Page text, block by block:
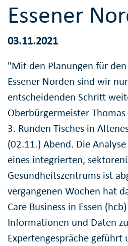
Essener
03.11.2021
"Mit den Planungen für
Essener Norden sind wir
entscheidenden Schritt
Oberbürgermeister
3. Runden Tisches in
(02.11.) Abend. Die
eines integrierten,
Gesundheitszentrums ist
vergangenen Wochen hat
Care Business in Essen
Informationen und Daten
Expertengespräche